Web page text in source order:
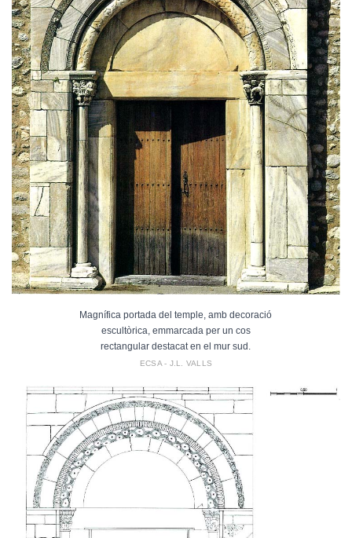
Magnífica portada del temple, amb decoració
escultòrica, emmarcada per un cos
rectangular destacat en el mur sud.
ECSA - J.L. VALLS